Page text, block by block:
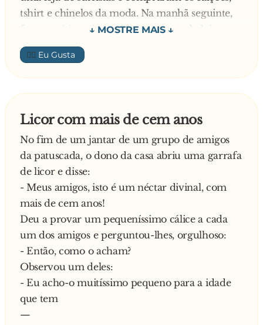
tshirt e chinelos da moda. Na manhã seguinte,
foram até à praia vestidos como verdadeiros
turistas.
Estavam nas toalhas, a beber uma cervejinha,
quando uma loira em topless, de fazer perder a
cabeça, se dirigia na direcção deles. Os dois
olhos e, quando a jovem passou por eles, sorriu
e individualmente cumprimentou-os:
- Bom dia Sr. Padre, bom dia Sr. Padre
No dia seguinte, foram até à loja e compraram
também um chapéu e óculos-escuros. De novo
os dois padres foram até à praia a fim de g**...
um pouco do sol, das vistas e eis que aparece a
mesma loira. desta vez vinha com um fio
dental, aproximou-se deles e cumprimentou-os:
- Bom dia Sr. Padre, bom dia Sr. Padre
Os padres ainda incrédulos com o acontecera e,
quando a loira já se ponha novamente a
caminho, interrompe um dos padres:
👍🏼
Licor com mais de cem anos
No fim de um jantar de um grupo de amigos
da patuscada, o dono da casa abriu uma garrafa
de licor e disse:
- Meus amigos, isto é um néctar divinal, com
mais de cem anos!
Deu a provar um pequeníssimo cálice a cada
um dos amigos e perguntou-lhes, orgulhoso:
- Então, como o acham?
Observou um deles:
- Eu acho-o muitíssimo pequeno para a idade
que tem
—